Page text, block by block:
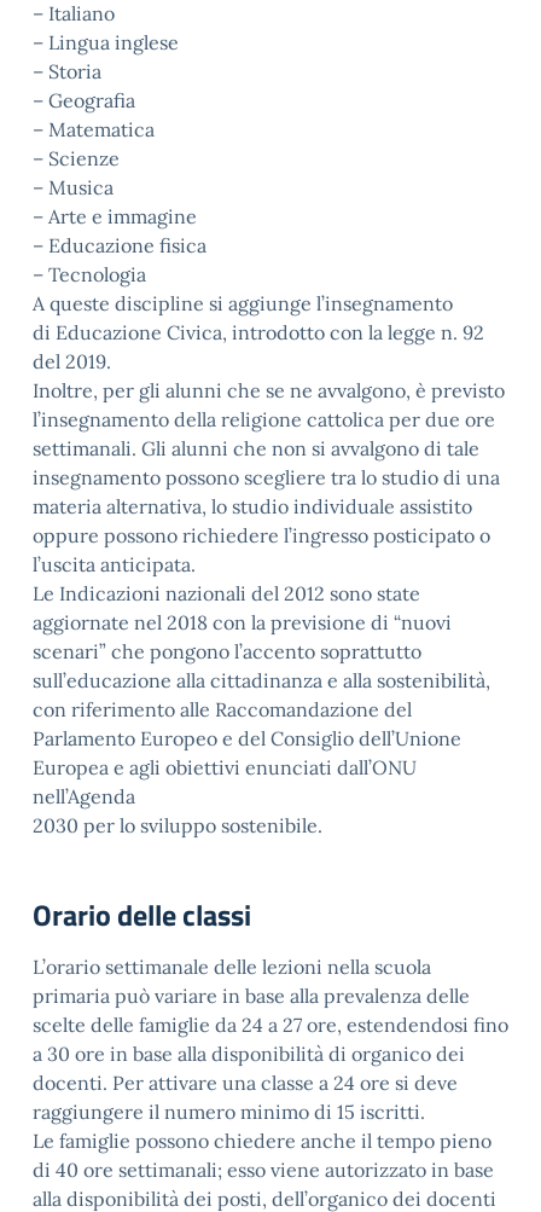
– Italiano
– Lingua inglese
– Storia
– Geografia
– Matematica
– Scienze
– Musica
– Arte e immagine
– Educazione fisica
– Tecnologia
A queste discipline si aggiunge l’insegnamento
di Educazione Civica, introdotto con la legge n. 92
del 2019.
Inoltre, per gli alunni che se ne avvalgono, è previsto
l’insegnamento della religione cattolica per due ore
settimanali. Gli alunni che non si avvalgono di tale
insegnamento possono scegliere tra lo studio di una
materia alternativa, lo studio individuale assistito
oppure possono richiedere l’ingresso posticipato o
l’uscita anticipata.
Le Indicazioni nazionali del 2012 sono state
aggiornate nel 2018 con la previsione di “nuovi
scenari” che pongono l’accento soprattutto
sull’educazione alla cittadinanza e alla sostenibilità,
con riferimento alle Raccomandazione del
Parlamento Europeo e del Consiglio dell’Unione
Europea e agli obiettivi enunciati dall’ONU
nell’Agenda
2030 per lo sviluppo sostenibile.
Orario delle classi
L’orario settimanale delle lezioni nella scuola
primaria può variare in base alla prevalenza delle
scelte delle famiglie da 24 a 27 ore, estendendosi fino
a 30 ore in base alla disponibilità di organico dei
docenti. Per attivare una classe a 24 ore si deve
raggiungere il numero minimo di 15 iscritti.
Le famiglie possono chiedere anche il tempo pieno
di 40 ore settimanali; esso viene autorizzato in base
alla disponibilità dei posti, dell’organico dei docenti